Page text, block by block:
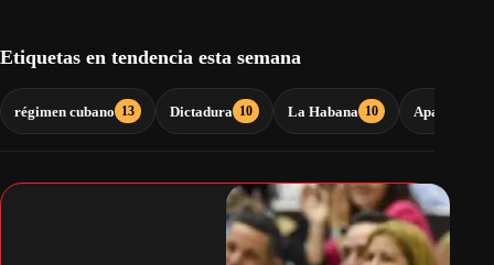
Etiquetas en tendencia esta semana
régimen cubano 13 Dictadura 10 La Habana 10 Apagones